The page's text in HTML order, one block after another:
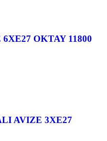
OKTAY 11800
AVIZE 3XE27